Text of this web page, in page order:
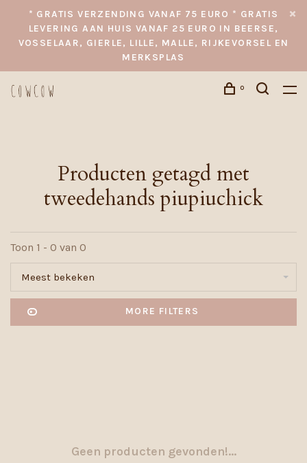
* GRATIS VERZENDING VANAF 75 EURO * GRATIS
LEVERING AAN HUIS VANAF 25 EURO IN BEERSE,
VOSSELAAR, GIERLE, LILLE, MALLE, RIJKEVORSEL EN
MERKSPLAS
0
Producten getagd met
tweedehands piupiuchick
Toon 1 - 0 van 0
Meest bekeken
MORE FILTERS
Geen producten gevonden!...